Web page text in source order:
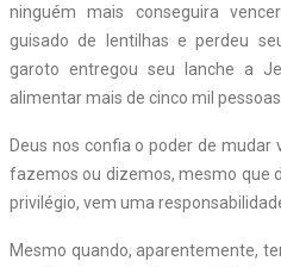
ninguém mais conseguira
guisado de lentilhas e perdeu
garoto entregou seu lanche a
alimentar mais de cinco mil pessoas.
Deus nos confia o poder de mudar
fazemos ou dizemos, mesmo que
privilégio, vem uma
Mesmo quando, aparentemente,